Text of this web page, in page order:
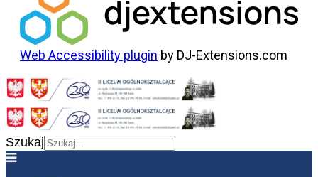
Web Accessibility plugin by DJ-Extensions.com
Szukaj